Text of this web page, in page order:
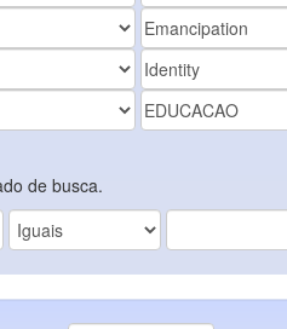
de busca.